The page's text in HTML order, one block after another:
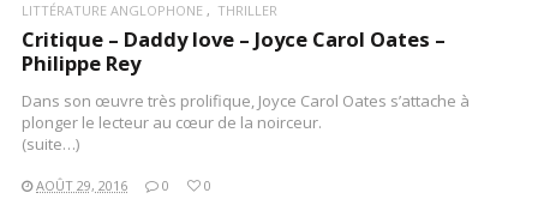
LITTÉRATURE ANGLOPHONE THRILLER
Critique – Daddy love – Joyce Carol Oates –
Philippe Rey
Dans son œuvre très prolifique, Joyce Carol Oates s’attache à
plonger le lecteur au cœur de la noirceur.
(suite…)
AOÛT 29, 2016 0 0